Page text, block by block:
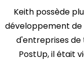
Keith possède
développement de
d'entreprises de
PostUp, il était